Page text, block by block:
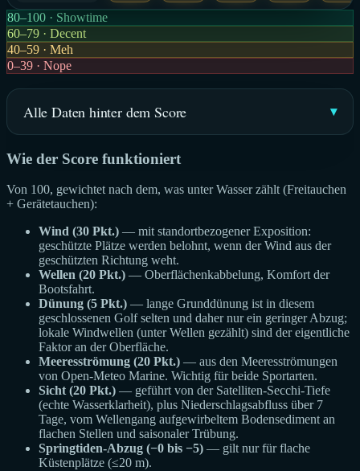
80–100 · Showtime
60–79 · Decent
40–59 · Meh
0–39 · Nope
Alle Daten hinter dem Score
Wie der Score funktioniert
Von 100, gewichtet nach dem, was unter Wasser zählt (Freitauchen
+ Gerätetauchen):
Wind (30 Pkt.) — mit standortbezogener Exposition:
geschützte Plätze werden belohnt, wenn der Wind aus der
geschützten Richtung weht.
Wellen (20 Pkt.) — Oberflächenkabbelung, Komfort der
Bootsfahrt.
Dünung (5 Pkt.) — lange Grunddünung ist in diesem
geschlossenen Golf selten und daher nur ein geringer Abzug;
lokale Windwellen (unter Wellen gezählt) sind der eigentliche
Faktor an der Oberfläche.
Meeresströmung (20 Pkt.) — aus den Meeresströmungen
von Open-Meteo Marine. Wichtig für beide Sportarten.
Sicht (20 Pkt.) — geführt von der Satelliten-Secchi-Tiefe
(echte Wasserklarheit), plus Niederschlagsabfluss über 7
Tage, vom Wellengang aufgewirbeltem Bodensediment an
flachen Stellen und saisonaler Trübung.
Springtiden-Abzug (−0 bis −5) — gilt nur für flache
Küstenplätze (≤20 m).